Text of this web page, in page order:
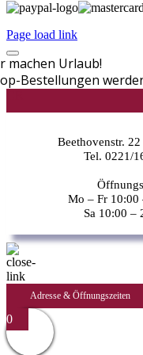
Page load link
machen Urlaub!
Bestellungen
Beethovenstr.
Tel. 0221/
Mo – Fr 10:00
Sa 10:00 –
Adresse & Öffnungszeiten
0